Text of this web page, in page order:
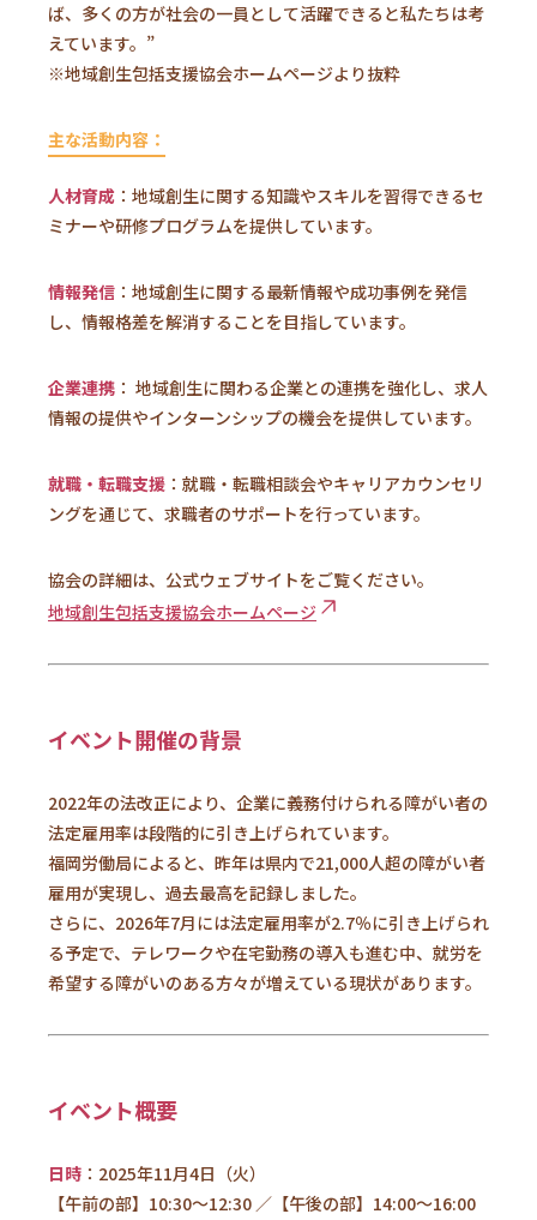
ば、多くの方が社会の一員として活躍できると私たちは考
えています。”
※地域創生包括支援協会ホームページより抜粋
主な活動内容：
人材育成 ： 地域創生に関する知識やスキルを習得できるセ
ミナーや研修プログラムを提供しています。
情報発信 ： 地域創生に関する最新情報や成功事例を発信
し、情報格差を解消することを目指しています。
企業連携 ： 地域創生に関わる企業との連携を強化し、求人
情報の提供やインターンシップの機会を提供しています。
就職・転職支援 ： 就職・転職相談会やキャリアカウンセリ
ングを通じて、求職者のサポートを行っています。
協会の詳細は、公式ウェブサイトをご覧ください。
地域創生包括支援協会ホームページ
イベント開催の背景
2022年の法改正により、企業に義務付けられる障がい者の
法定雇用率は段階的に引き上げられています。
福岡労働局によると、昨年は県内で21,000人超の障がい者
雇用が実現し、過去最高を記録しました。
さらに、2026年7月には法定雇用率が2.7％に引き上げられ
る予定で、テレワークや在宅勤務の導入も進む中、就労を
希望する障がいのある方々が増えている現状があります。
イベント概要
日時 ： 2025年11月4日（火）
【午前の部】10:30～12:30 ／【午後の部】14:00～16:00